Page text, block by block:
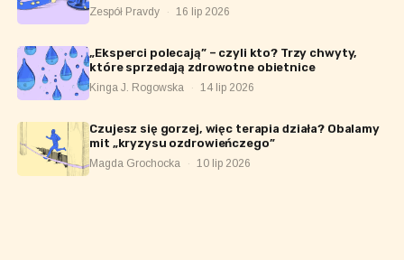
Zespół Pravdy · 16 lip 2026
„Eksperci polecają” – czyli kto? Trzy chwyty,
które sprzedają zdrowotne obietnice
Kinga J. Rogowska · 14 lip 2026
Czujesz się gorzej, więc terapia działa? Obalamy
mit „kryzysu ozdrowieńczego”
Magda Grochocka · 10 lip 2026